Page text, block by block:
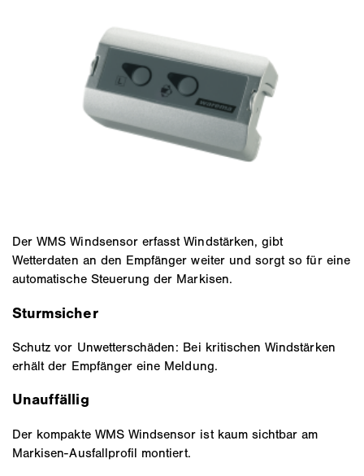
Der WMS Windsensor erfasst Windstärken, gibt
Wetterdaten an den Empfänger weiter und sorgt so für eine
automatische Steuerung der Markisen.
Sturmsicher
Schutz vor Unwetterschäden: Bei kritischen Windstärken
erhält der Empfänger eine Meldung.
Unauffällig
Der kompakte WMS Windsensor ist kaum sichtbar am
Markisen-Ausfallprofil montiert.